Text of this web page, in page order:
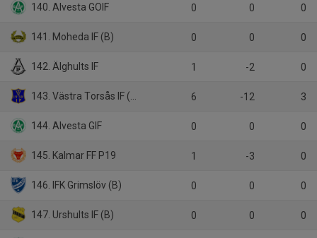
140. Alvesta GOIF 0 0 0
141. Moheda IF (B) 0 0 0
142. Älghults IF 1 -2 0
143. Västra Torsås IF (5) 6 -12 3
144. Alvesta GIF 0 0 0
145. Kalmar FF P19 1 -3 0
146. IFK Grimslöv (B) 0 0 0
147. Urshults IF (B) 0 0 0